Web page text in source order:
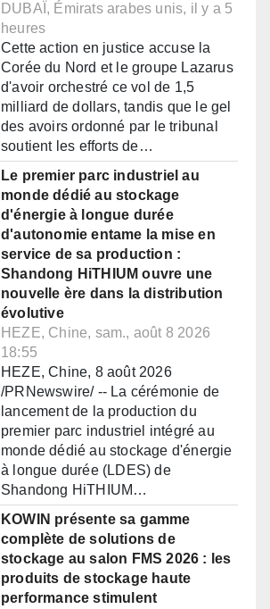
DUBAÏ, Émirats arabes unis, il y a 5
heures
Cette action en justice accuse la
Corée du Nord et le groupe Lazarus
d'avoir orchestré ce vol de 1,5
milliard de dollars, tandis que le gel
des avoirs ordonné par le tribunal
soutient les efforts de…
Le premier parc industriel au
monde dédié au stockage
d'énergie à longue durée
d'autonomie entame la mise en
service de sa production :
Shandong HiTHIUM ouvre une
nouvelle ère dans la distribution
évolutive
HEZE, Chine, sam., août 8 2026
18:55
HEZE, Chine, 8 août 2026
/PRNewswire/ -- La cérémonie de
lancement de la production du
premier parc industriel intégré au
monde dédié au stockage d'énergie
à longue durée (LDES) de
Shandong HiTHIUM…
KOWIN présente sa gamme
complète de solutions de
stockage au salon FMS 2026 : les
produits de stockage haute
performance stimulent